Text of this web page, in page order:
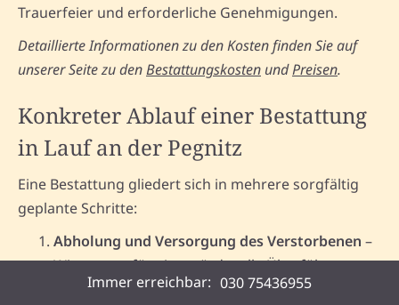
Trauerfeier und erforderliche Genehmigungen.
Detaillierte Informationen zu den Kosten finden Sie auf
unserer Seite zu denBestattungskosten undPreisen.
Konkreter Ablauf einer Bestattung
in Lauf an der Pegnitz
Eine Bestattung gliedert sich in mehrere sorgfältig
geplante Schritte:
Abholung und Versorgung des Verstorbenen –
Wir sorgen für eine würdevolle Überführung.
Immer erreichbar: 030 75436955